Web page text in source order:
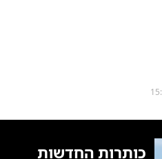
כותרות החדשות